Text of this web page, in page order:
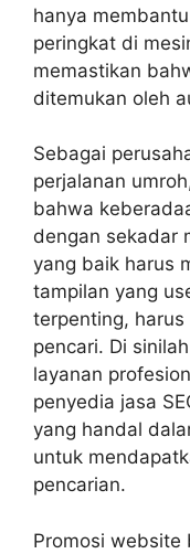
hanya
peringkat di
memastikan
ditemukan oleh
Sebagai
perjalanan
bahwa
dengan sekadar
yang baik harus
tampilan yang
terpenting,
pencari. Di
layanan
penyedia jasa
yang handal
untuk
pencarian.
Promosi website